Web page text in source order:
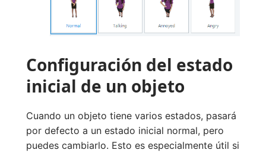
Configuración del estado
inicial de un objeto
Cuando un objeto tiene varios estados, pasará
por defecto a un estado inicial normal, pero
puedes cambiarlo. Esto es especialmente útil si